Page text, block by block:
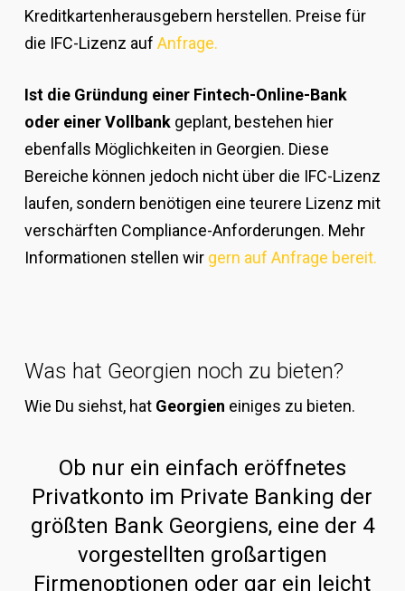
Kreditkartenherausgebern herstellen. Preise für
die IFC-Lizenz auf Anfrage.
Ist die Gründung einer Fintech-Online-Bank
oder einer Vollbankgeplant, bestehen hier
ebenfalls Möglichkeiten in Georgien. Diese
Bereiche können jedoch nicht über die IFC-Lizenz
laufen, sondern benötigen eine teurere Lizenz mit
verschärften Compliance-Anforderungen. Mehr
Informationen stellen wirgern auf Anfrage bereit.
Was hat Georgien noch zu bieten?
Wie Du siehst, hat Georgien einiges zu bieten.
Ob nur ein einfach eröffnetes
Privatkonto im Private Banking der
größten Bank Georgiens, eine der 4
vorgestellten großartigen
Firmenoptionen oder gar ein leicht